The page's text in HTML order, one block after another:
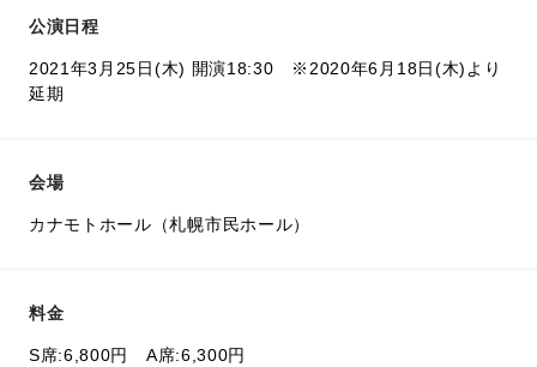
公演日程
2021年3月25日(木) 開演18:30 ※2020年6月18日(木)より
延期
会場
カナモトホール（札幌市民ホール）
料金
S席:6,800円 A席:6,300円